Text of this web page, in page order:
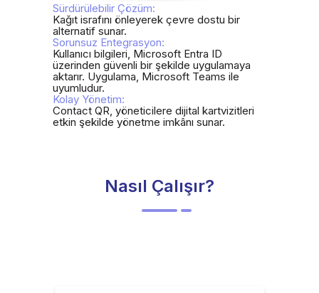
Sürdürülebilir Çözüm:
Kağıt israfını önleyerek çevre dostu bir
alternatif sunar.
Sorunsuz Entegrasyon:
Kullanıcı bilgileri, Microsoft Entra ID
üzerinden güvenli bir şekilde uygulamaya
aktarır. Uygulama, Microsoft Teams ile
uyumludur.
Kolay Yönetim:
Contact QR, yöneticilere dijital kartvizitleri
etkin şekilde yönetme imkânı sunar.
Nasıl Çalışır?